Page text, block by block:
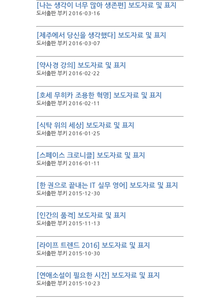
[나는 생각이 너무 많아 생존편] 보도자료 및 표지
도서출판 부키 2016-03-16
[제주에서 당신을 생각했다] 보도자료 및 표지
도서출판 부키 2016-03-07
[약사경 강의] 보도자료 및 표지
도서출판 부키 2016-02-22
[호세 무히카 조용한 혁명] 보도자료 및 표지
도서출판 부키 2016-02-11
[식탁 위의 세상] 보도자료 및 표지
도서출판 부키 2016-01-25
[스페이스 크로니클] 보도자료 및 표지
도서출판 부키 2016-01-11
[한 권으로 끝내는 IT 실무 영어] 보도자료 및 표지
도서출판 부키 2015-12-30
[인간의 품격] 보도자료 및 표지
도서출판 부키 2015-11-13
[라이프 트렌드 2016] 보도자료 및 표지
도서출판 부키 2015-10-30
[연애소설이 필요한 시간] 보도자료 및 표지
도서출판 부키 2015-10-23